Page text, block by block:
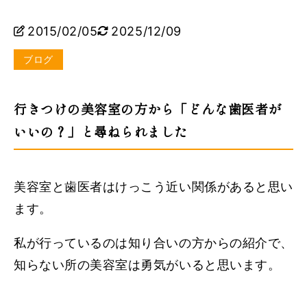
2015/02/05 2025/12/09
ブログ
行きつけの美容室の方から「どんな歯医者が
いいの？」と尋ねられました
美容室と歯医者はけっこう近い関係があると思い
ます。
私が行っているのは知り合いの方からの紹介で、
知らない所の美容室は勇気がいると思います。